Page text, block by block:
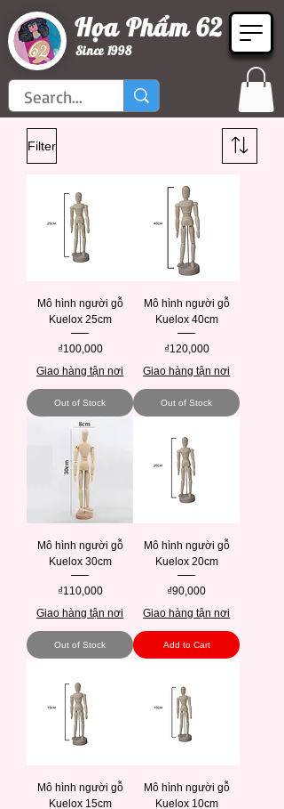
Since 1998
Họa Phẩm 62
Filter
Mô hình người gỗ
Kuelox 25cm
Price
₫100,000
Giao hàng tận nơi
Out of Stock
Mô hình người gỗ
Kuelox 40cm
Price
₫120,000
Giao hàng tận nơi
Out of Stock
Mô hình người gỗ
Kuelox 30cm
Price
₫110,000
Giao hàng tận nơi
Out of Stock
Mô hình người gỗ
Kuelox 20cm
Price
₫90,000
Giao hàng tận nơi
Add to Cart
Mô hình người gỗ
Kuelox 15cm
Mô hình người gỗ
Kuelox 10cm